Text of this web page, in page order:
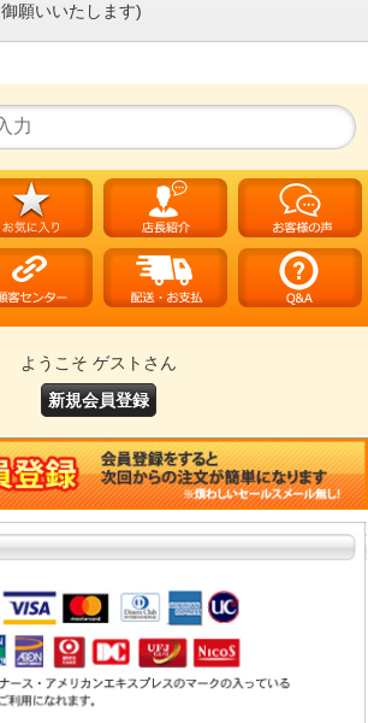
御願いいたします)
ようこそ ゲストさん
新規会員登録